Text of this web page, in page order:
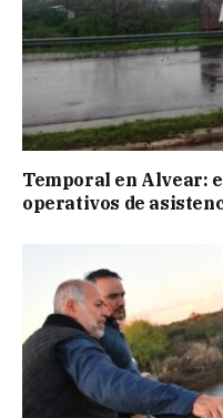
Temporal en Alvear:
operativos de